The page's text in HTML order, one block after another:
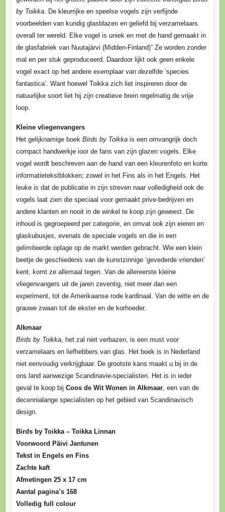
by Toikka. De kleurrijke en speelse vogels zijn verfijnde
voorbeelden van kundig glasblazen en geliefd bij verzamelaars
overall ter wereld. Elke vogel is uniek en met de hand gemaakt in
de glasfabriek van Nuutajärvi (Midden-Finland)” Ze worden zonder
mal en per stuk geproduceerd. Daardoor lijkt ook geen enkele
vogel exact op het andere exemplaar van dezelfde ‘species
fantastica’. Want hoewel Toikka zich liet inspireren door de
natuurlijke soort liet hij zijn creatieve brein regelmatig de vrije
loop.
Kleine vliegenvangers
Het gelijknamige boek Birds by Toikkais een omvangrijk doch
compact handwerkje ioor de fans van zijn glazen vogels. Elke
vogel wordt beschreven aan de hand van een kleurenfoto en korte
informatietekstblokken; zowel in het Fins als in het Engels. Het
leuke is dat de publicatie in zijn streven naar volledigheid ook de
vogels laat zien die speciaal voor gemaakt prive-bedrijven en
andere klanten en nooit in de winkel te koop zijn geweest. De
inhoud is gegroepeerd per categorie, en omvat ook zijn eieren en
glaskubusjes, evenals de speciale vogels en die in een
gelimiteerde oplage op de markt werden gebracht. Wie een klein
beetje de geschiedenis van de kunstzinnige ‘gevederde vrienden’
kent, komt ze allemaal tegen. Van de allereerste kleine
vliegenvangers uit de jaren zeventig, niet meer dan een
experiment, tot de Amerikaanse rode kardinaal. Van de witte en de
grauwe zwaan tot de ekster en de korhoeder.
Alkmaar
Birds by Toikka, het zal niet verbazen, is een must voor
verzamelaars en liefhebbers van glas. Het boek is in Nederland
niet eenvoudig verkrijgbaar. De grootste kans maakt u bij in de
ons land aanwezige Scandinavie-specialisten. Het is in ieder
geval te koop bij Coos de Wit Wonen in Alkmaar, een van de
decennialange specialisten op het gebied van Scandinavisch
design.
Birds by Toikka – Toikka Linnan
Voorwoord Päivi Jantunen
Tekst in Engels en Fins
Zachte kaft
Afmetingen 25 x 17 cm
Aantal pagina’s 168
Volledig full colour